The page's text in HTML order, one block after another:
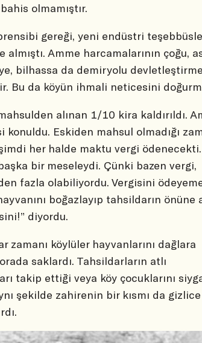
olmamıştır.
gereği, yeni endüstri
almıştı. Amme harcamalarının çoğu,
bilhassa da demiryolu
Bu da köyün ihmali neticesini
alınan 1/10 kira kaldırıldı.
konuldu. Eskiden mahsul olmadığı
her halde maktu vergi ödenecekti.
bir meseleydi. Çünki bazen vergi,
fazla olabiliyordu. Vergisini
boğazlayıp tahsildarın önüne
diyordu.
zamanı köylüler hayvanlarını dağlara
saklardı. Tahsildarların atlı
takip ettiği veya köy çocuklarını
şekilde zahirenin bir kısmı da gizlice